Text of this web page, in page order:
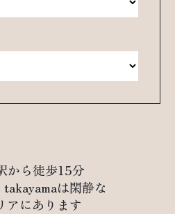
から徒歩15分
は閑静な
アにあります